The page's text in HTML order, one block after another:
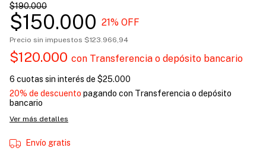
$190.000
$150.000 21% OFF
Precio sin impuestos $123.966,94
$120.000 con Transferencia o depósito bancario
6 cuotas sin interés de $25.000
20% de descuento pagando con Transferencia o depósito
bancario
Ver más detalles
Envío gratis